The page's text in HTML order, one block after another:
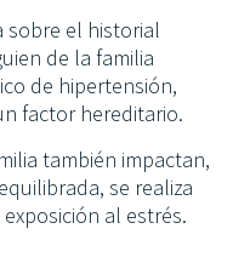
sobre el historial
de la familia
de hipertensión,
factor hereditario.
también impactan,
se realiza
al estrés.